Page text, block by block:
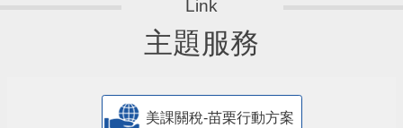
主題服務
美課關稅-苗栗行動方案